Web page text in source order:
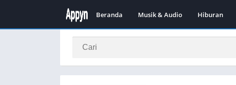
Beranda Musik & Audio Hiburan